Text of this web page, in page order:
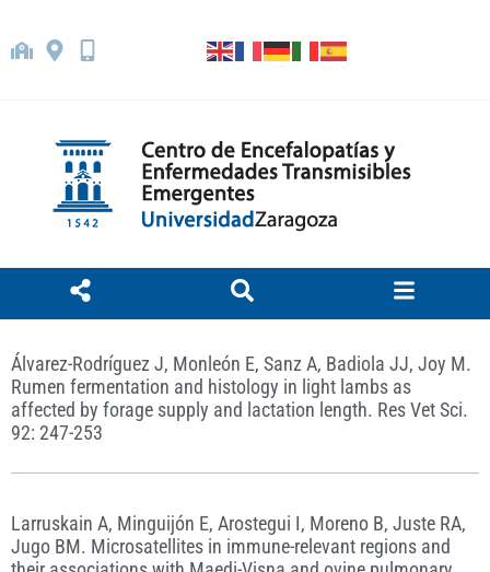
Álvarez-Rodríguez J, Monleón E, Sanz A, Badiola JJ, Joy M.
Rumen fermentation and histology in light lambs as
affected by forage supply and lactation length. Res Vet Sci.
92: 247-253
Larruskain A, Minguijón E, Arostegui I, Moreno B, Juste RA,
Jugo BM. Microsatellites in immune-relevant regions and